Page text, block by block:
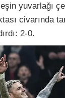
yuvarlağı
civarında
2-0.